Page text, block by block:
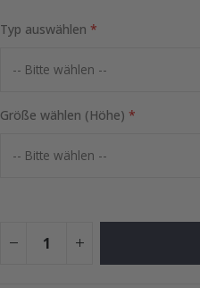
Typ auswählen
Größe wählen (Höhe)